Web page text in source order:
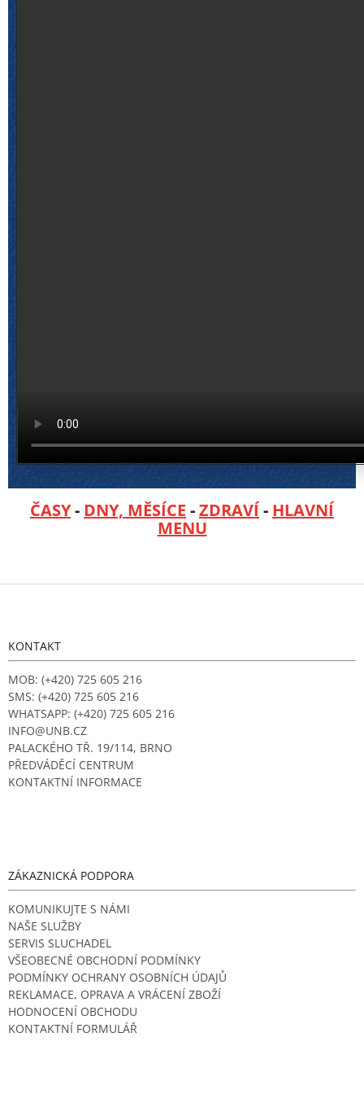
ČASY- DNY, MĚSÍCE -ZDRAVÍ- HLAVNÍ
MENU
Z
KONTAKT
MOB: (+420) 725 605 216
SMS: (+420) 725 605 216
WHATSAPP: (+420) 725 605 216
INFO@UNB.CZ
PALACKÉHO TŘ. 19/114, BRNO
PŘEDVÁDĚCÍ CENTRUM
KONTAKTNÍ INFORMACE
ZÁKAZNICKÁ PODPORA
KOMUNIKUJTE S NÁMI
NAŠE SLUŽBY
SERVIS SLUCHADEL
VŠEOBECNÉ OBCHODNÍ PODMÍNKY
PODMÍNKY OCHRANY OSOBNÍCH ÚDAJŮ
REKLAMACE, OPRAVA A VRÁCENÍ ZBOŽÍ
HODNOCENÍ OBCHODU
KONTAKTNÍ FORMULÁŘ